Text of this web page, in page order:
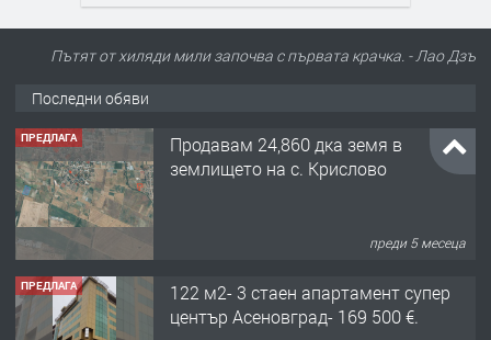
Пътят от хиляди мили започва с първата крачка. - Лао Дзъ
Последни обяви
ПРЕДЛАГА
Продавам 24,860 дка земя в
землището на с. Крислово
преди 5 месеца
ПРЕДЛАГА
122 м2- 3 стаен апартамент супер
център Асеновград- 169 500 €.